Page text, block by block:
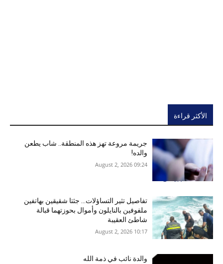
الأكثر قراءة
جريمة مروعة تهز هذه المنطقة.. شاب يطعن
والده!
09:24 2026 ,August 2
تفاصيل تثير التساؤلات… جثتا شقيقين بهاتفين
ملفوفين بالنايلون وأموال بحوزتهما قبالة
شاطئ العقيبة
10:17 2026 ,August 2
والدة نائب في ذمة الله